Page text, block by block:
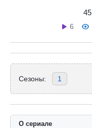
45
6
Сезоны: 1
О сериале